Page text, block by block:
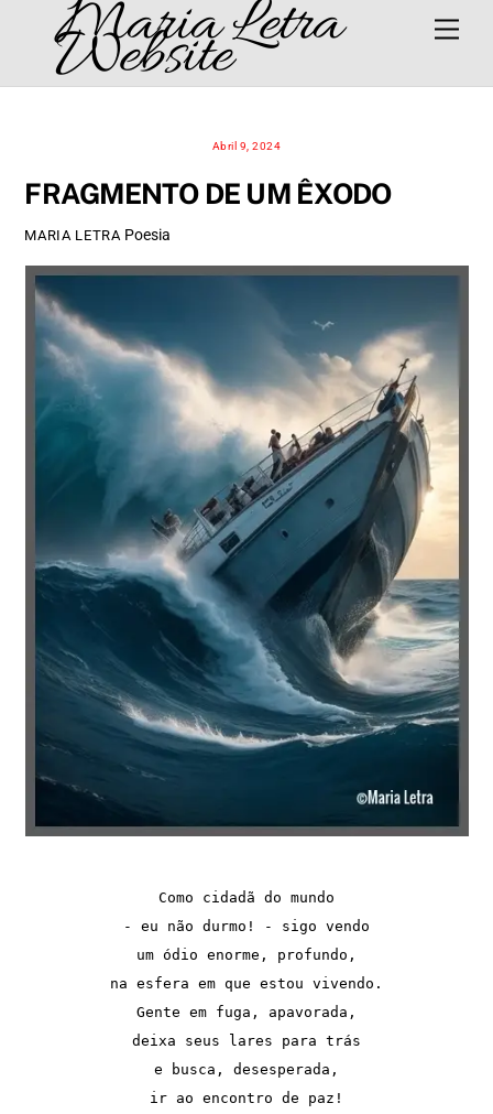
content
Maria Letra
Website
Abril 9, 2024
FRAGMENTO DE UM ÊXODO
MARIA LETRA Poesia
Como cidadã do mundo
- eu não durmo! - sigo vendo
um ódio enorme, profundo,
na esfera em que estou vivendo.
Gente em fuga, apavorada,
deixa seus lares para trás
e busca, desesperada,
ir ao encontro de paz!